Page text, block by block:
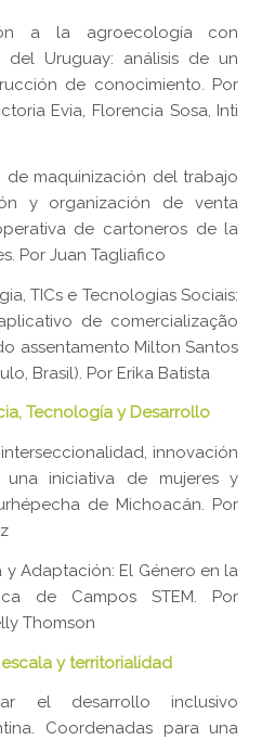
a la agroecología con
del Uruguay: análisis de un
de conocimiento. Por
Evia, Florencia Sosa, Inti
de maquinización del trabajo
y organización de venta
de cartoneros de la
Por Juan Tagliafico
TICs e Tecnologias Sociais:
de comercialização
assentamento Milton Santos
Brasil). Por Erika Batista
Tecnología y Desarrollo
innovación
iniciativa de mujeres y
de Michoacán. Por
y Adaptación: El Género en la
de Campos STEM. Por
Thomson
escala y territorialidad
el desarrollo inclusivo
Coordenadas para una